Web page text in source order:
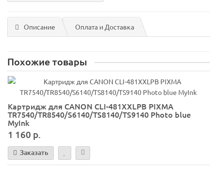
Описание Оплата и Доставка
Похожие товары
Картридж для CANON CLI-481XXLPB PIXMA
TR7540/TR8540/S6140/TS8140/TS9140 Photo blue
MyInk
1 160 р.
Заказать